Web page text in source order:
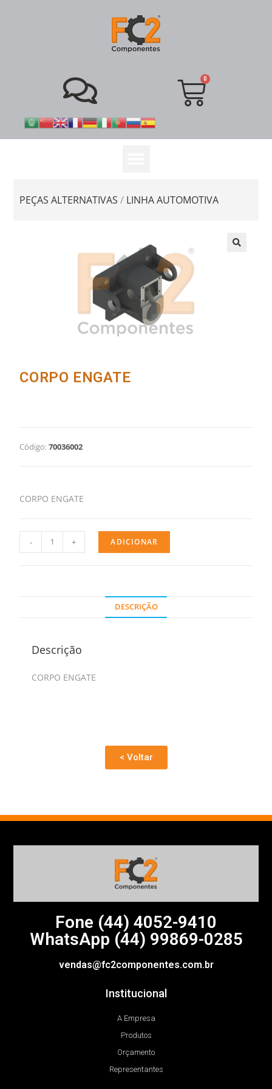
PEÇAS ALTERNATIVAS / LINHA AUTOMOTIVA
CORPO ENGATE
Código: 70036002
CORPO ENGATE
- + ADICIONAR
DESCRIÇÃO
Descrição
CORPO ENGATE
< Voltar
Fone (44) 4052-9410
WhatsApp (44) 99869-0285
vendas@fc2componentes.com.br
Institucional
A Empresa
Produtos
Orçamento
Representantes